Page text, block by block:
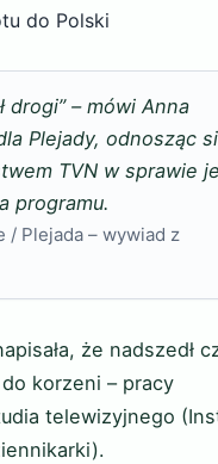
do Polski
drogi” – mówi Anna
Plejady, odnosząc
TVN w sprawie
programu.
/ Plejada – wywiad z
że nadszedł
korzeni – pracy
telewizyjnego